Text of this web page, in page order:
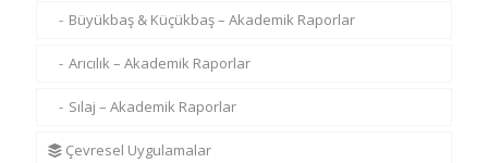
Büyükbaş & Küçükbaş – Akademik Raporlar
Arıcılık – Akademik Raporlar
Sılaj – Akademik Raporlar
Çevresel Uygulamalar